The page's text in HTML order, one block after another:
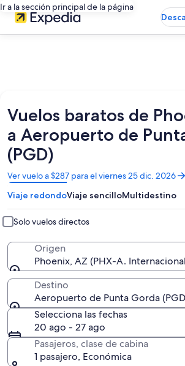
Ir a la sección principal de la página
Vuelos baratos de
a Aeropuerto de
(PGD)
Ver vuelo a $287 para el viernes 25 dic. 2026
Se
abrirá
en
una
nueva
ventana
Viaje redondoViaje sencilloMultidestino
Solo vuelos directos
Origen
Phoenix, AZ (PHX-A.
Destino
Aeropuerto de Punta Gorda
Selecciona las fechas
20 ago - 27 ago
Pasajeros, clase de cabina
1 pasajero, Económica